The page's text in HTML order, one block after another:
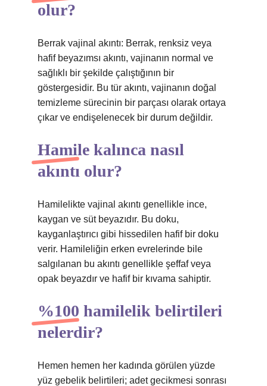
olur?
Berrak vajinal akıntı: Berrak, renksiz veya
hafif beyazımsı akıntı, vajinanın normal ve
sağlıklı bir şekilde çalıştığının bir
göstergesidir. Bu tür akıntı, vajinanın doğal
temizleme sürecinin bir parçası olarak ortaya
çıkar ve endişelenecek bir durum değildir.
Hamile kalınca nasıl
akıntı olur?
Hamilelikte vajinal akıntı genellikle ince,
kaygan ve süt beyazıdır. Bu doku,
kayganlaştırıcı gibi hissedilen hafif bir doku
verir. Hamileliğin erken evrelerinde bile
salgılanan bu akıntı genellikle şeffaf veya
opak beyazdır ve hafif bir kıvama sahiptir.
%100 hamilelik belirtileri
nelerdir?
Hemen hemen her kadında görülen yüzde
yüz gebelik belirtileri; adet gecikmesi sonrası